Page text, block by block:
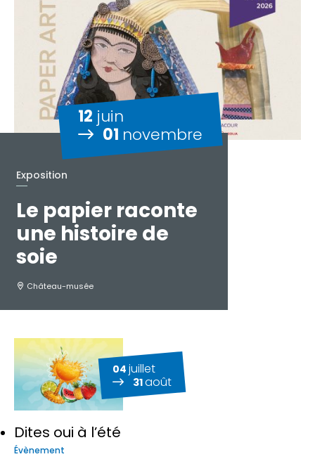
Exposition
Le papier raconte
une histoire de
soie
Château-musée
12 juin
01 novembre
Dites oui à l’été
Évènement
04 juillet
31août